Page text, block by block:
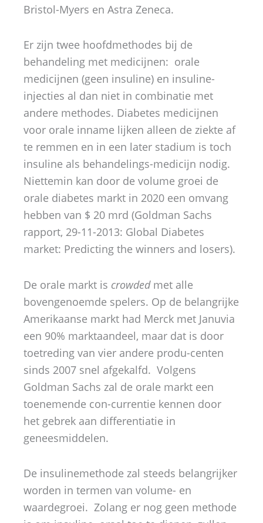
Bristol-Myers en Astra Zeneca.
Er zijn twee hoofdmethodes bij de
behandeling met medicijnen: orale
medicijnen (geen insuline) en insuline-
injecties al dan niet in combinatie met
andere methodes. Diabetes medicijnen
voor orale inname lijken alleen de ziekte af
te remmen en in een later stadium is toch
insuline als behandelings-medicijn nodig.
Niettemin kan door de volume groei de
orale diabetes markt in 2020 een omvang
hebben van $ 20 mrd (Goldman Sachs
rapport, 29-11-2013: Global Diabetes
market: Predicting the winners and losers).
De orale markt is crowdedmet alle
bovengenoemde spelers. Op de belangrijke
Amerikaanse markt had Merck met Januvia
een 90% marktaandeel, maar dat is door
toetreding van vier andere produ-centen
sinds 2007 snel afgekalfd. Volgens
Goldman Sachs zal de orale markt een
toenemende con-currentie kennen door
het gebrek aan differentiatie in
geneesmiddelen.
De insulinemethode zal steeds belangrijker
worden in termen van volume- en
waardegroei. Zolang er nog geen methode